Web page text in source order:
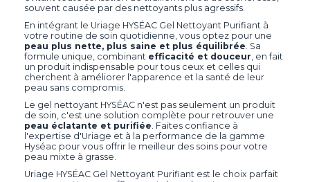
souvent causée par des nettoyants plus agressifs.
En intégrant le Uriage HYSÉAC Gel Nettoyant Purifiant à
votre routine de soin quotidienne, vous optez pour une
peau plus nette, plus saine et plus équilibrée . Sa
formule unique, combinant efficacité et douceur , en fait
un produit indispensable pour tous ceux et celles qui
cherchent à améliorer l'apparence et la santé de leur
peau sans compromis.
Le gel nettoyant HYSÉAC n'est pas seulement un produit
de soin, c'est une solution complète pour retrouver une
peau éclatante et purifiée . Faites confiance à
l'expertise d'Uriage et à la performance de la gamme
Hyséac pour vous offrir le meilleur des soins pour votre
peau mixte à grasse.
Uriage HYSÉAC Gel Nettoyant Purifiant est le choix parfait